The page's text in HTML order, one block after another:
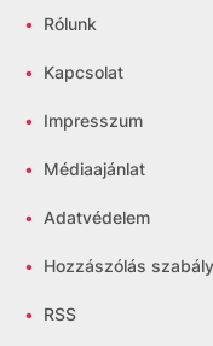
• Rólunk
• Kapcsolat
• Impresszum
• Médiaajánlat
• Adatvédelem
• Hozzászólás
• RSS